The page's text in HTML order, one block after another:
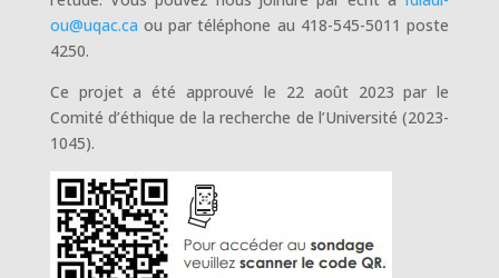
ou@uqac.ca ou par téléphone au 418-545-5011 poste
4250.
Ce projet a été approuvé le 22 août 2023 par le
Comité d’éthique de la recherche de l’Université (2023-
1045).